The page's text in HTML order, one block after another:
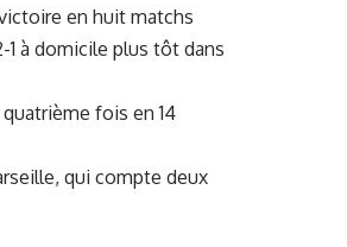
en huit matchs
1 à domicile plus tôt dans
fois en 14
qui compte deux